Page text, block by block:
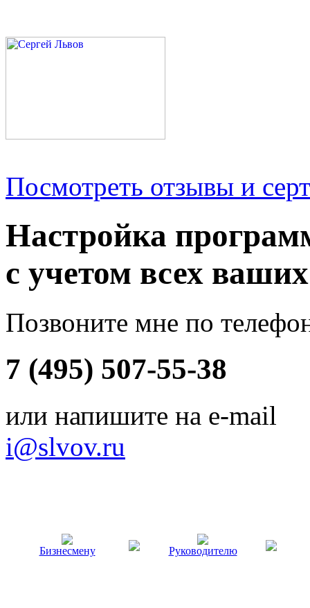
Посмотреть отзывы и
Настройка
с учетом всех
Позвоните мне по
7 (495) 507-55-38
или напишите на e-mail
i@slvov.ru
Бизнесмену Руководителю